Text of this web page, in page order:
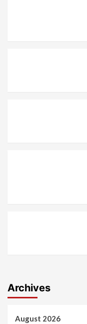
Archives
August 2026